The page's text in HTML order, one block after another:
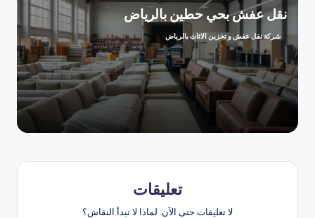
نقل عفش بحي حطين بالرياض
تمّ
النشر
بواسطة
شركة نقل عفش و تخزين الاثاث بالرياض
تعليقات
لا تعليقات حتى الآن. لماذا لا تبدأ النقاش؟